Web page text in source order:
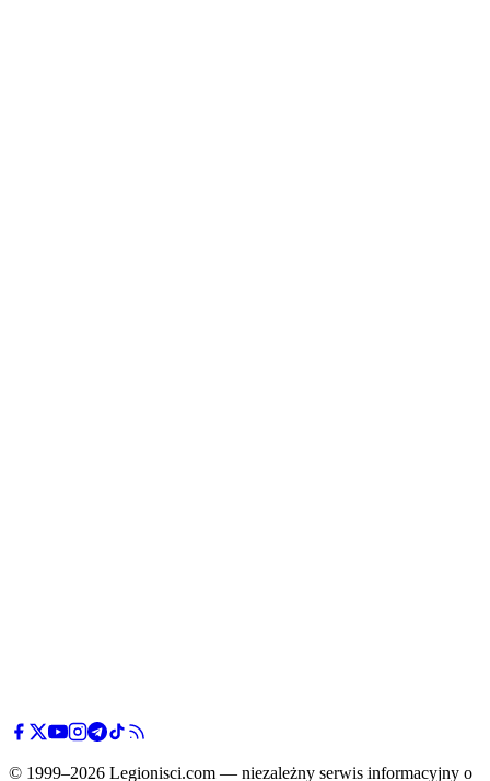
© 1999–2026 Legionisci.com — niezależny serwis informacyjny o